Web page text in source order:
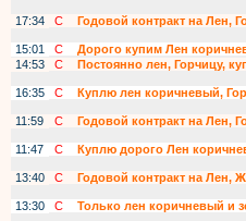
17:34
С
Годовой контракт на Лен,
15:01
С
Дорого купим Лен
14:53
С
Постоянно лен, Горчицу,
16:35
С
Куплю лен коричневый,
11:59
С
Годовой контракт на Лен,
11:47
С
Куплю дорого Лен
13:40
С
Годовой контракт на Лен,
13:30
С
Только лен коричневый и